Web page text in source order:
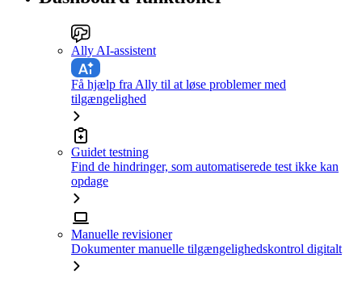
Ally AI-assistent
Få hjælp fra Ally til at løse problemer med
tilgængelighed
Guidet testning
Find de hindringer, som automatiserede test ikke kan
opdage
Manuelle revisioner
Dokumenter manuelle tilgængelighedskontrol digitalt